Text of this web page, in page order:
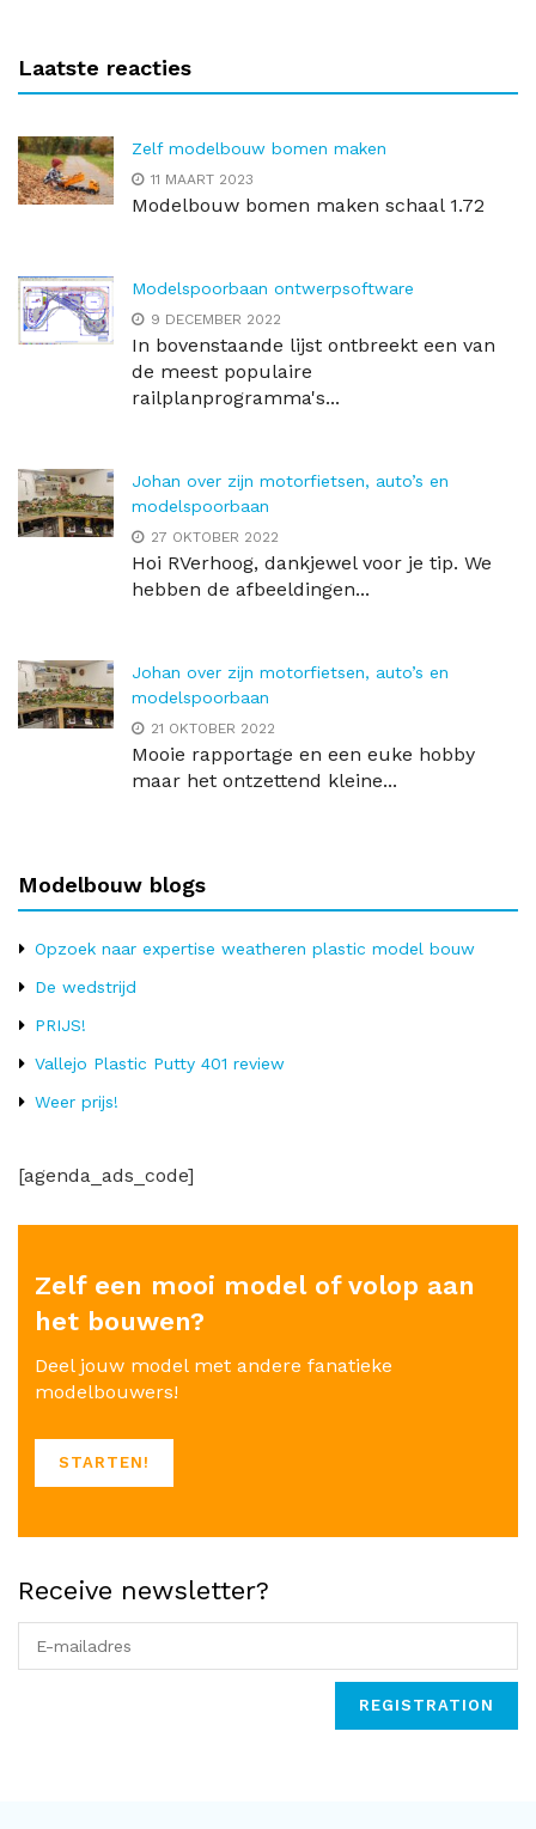
Laatste reacties
Zelf modelbouw bomen maken
11 MAART 2023
Modelbouw bomen maken schaal 1.72
Modelspoorbaan ontwerpsoftware
9 DECEMBER 2022
In bovenstaande lijst ontbreekt een van
de meest populaire
railplanprogramma's...
Johan over zijn motorfietsen, auto’s en
modelspoorbaan
27 OKTOBER 2022
Hoi RVerhoog, dankjewel voor je tip. We
hebben de afbeeldingen...
Johan over zijn motorfietsen, auto’s en
modelspoorbaan
21 OKTOBER 2022
Mooie rapportage en een euke hobby
maar het ontzettend kleine...
Modelbouw blogs
Opzoek naar expertise weatheren plastic model bouw
De wedstrijd
PRIJS!
Vallejo Plastic Putty 401 review
Weer prijs!
[agenda_ads_code]
Zelf een mooi model of volop aan
het bouwen?
Deel jouw model met andere fanatieke
modelbouwers!
STARTEN!
Receive newsletter?